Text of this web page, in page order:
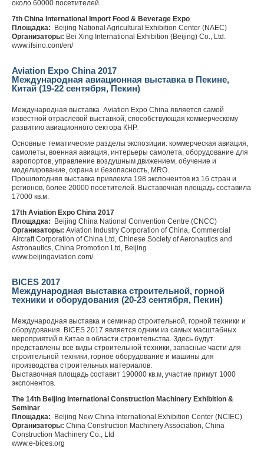
около 60000 посетителей.
7th China International Import Food & Beverage Expo
Площадка:
Beijing National Agricultural Exhibition Center (NAEC)
Организаторы: Bei Xing International Exhibition (Beijing) Co., Ltd.
www.ifsino.com/en/
Aviation Expo China 2017
Международная авиационная выставка в Пекине,
Китай (19-22 сентября, Пекин)
Международная выставка Aviation Expo China является самой
известной отраслевой выставкой, способствующая коммерческому
развитию авиационного сектора КНР.
Основные тематические разделы экспозиции: коммерческая авиация,
самолеты, военная авиация, интерьеры самолета, оборудование для
аэропортов, управление воздушным движением, обучение и
моделирование, охрана и безопасность, МRO.
Прошлогодняя выставка привлекла 198 экспонентов из 16 стран и
регионов, более 20000 посетителей. Выставочная площадь составила
17000 кв.м.
17th Aviation Expo China 2017
Площадка: Beijing China National Convention Centre (CNCC)
Организаторы: Aviation Industry Corporation of China, Commercial
Aircraft Corporation of China Ltd, Chinese Society of Aeronautics and
Astronautics, China Promotion Ltd, Beijing
www.beijingaviation.com/
BICES 2017
Международная выставка строительной, горной
техники и оборудования (20-23 сентября, Пекин)
Международная выставка и семинар строительной, горной техники и
оборудования BICES 2017 является одним из самых масштабных
мероприятий в Китае в области строительства. Здесь будут
представлены все виды строительной техники, запасные части для
строительной техники, горное оборудование и машины для
производства строительных материалов.
Выставочная площадь составит 190000 кв.м, участие примут 1000
экспонентов.
The 14th Beijing International Construction Machinery Exhibition &
Seminar
Площадка: Beijing New China International Exhibition Center (NCIEC)
Организаторы: China Construction Machinery Association, China
Construction Machinery Co., Ltd
www.e-bices.org